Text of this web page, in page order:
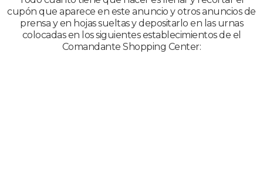
cupón que aparece en este anuncio y otros anuncios de
prensa y en hojas sueltas y depositarlo en las urnas
colocadas en los siguientes establecimientos de el
Comandante Shopping Center: